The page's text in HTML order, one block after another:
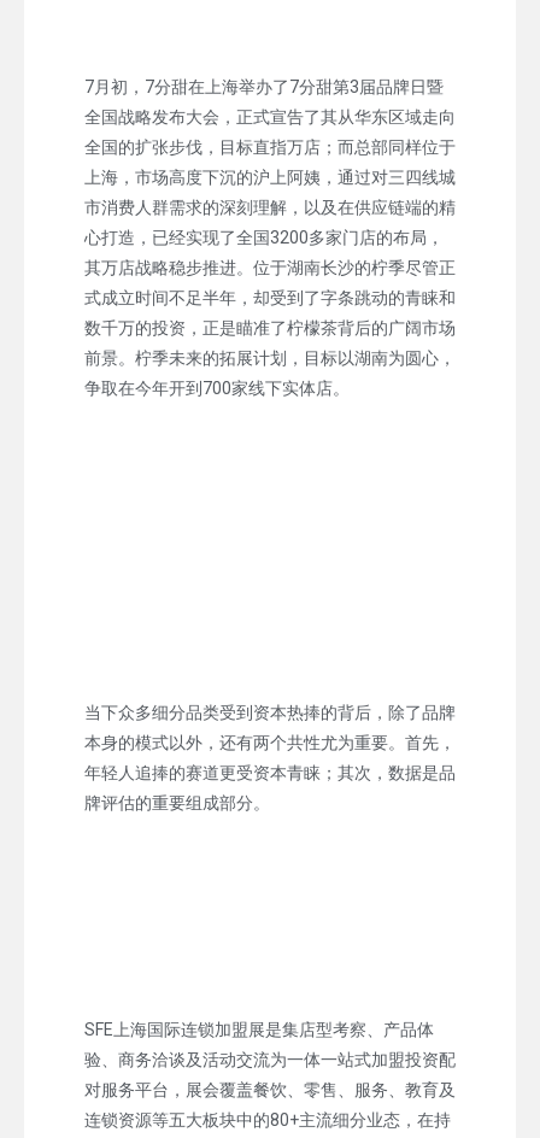
7月初，7分甜在上海举办了7分甜第3届品牌日暨
全国战略发布大会，正式宣告了其从华东区域走向
全国的扩张步伐，目标直指万店；而总部同样位于
上海，市场高度下沉的沪上阿姨，通过对三四线城
市消费人群需求的深刻理解，以及在供应链端的精
心打造，已经实现了全国3200多家门店的布局，
其万店战略稳步推进。位于湖南长沙的柠季尽管正
式成立时间不足半年，却受到了字条跳动的青睐和
数千万的投资，正是瞄准了柠檬茶背后的广阔市场
前景。柠季未来的拓展计划，目标以湖南为圆心，
争取在今年开到700家线下实体店。
当下众多细分品类受到资本热捧的背后，除了品牌
本身的模式以外，还有两个共性尤为重要。首先，
年轻人追捧的赛道更受资本青睐；其次，数据是品
牌评估的重要组成部分。
SFE上海国际连锁加盟展是集店型考察、产品体
验、商务洽谈及活动交流为一体一站式加盟投资配
对服务平台，展会覆盖餐饮、零售、服务、教育及
连锁资源等五大板块中的80+主流细分业态，在持